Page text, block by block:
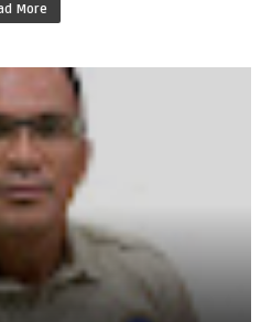
More